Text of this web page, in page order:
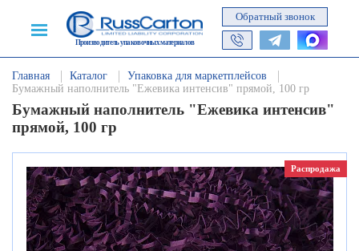
Производитель упаковочных материалов
Обратный звонок
Главная Каталог
Упаковка для маркетплейсов
Бумажный наполнитель "Ежевика интенсив" прямой, 100 гр
Бумажный наполнитель "Ежевика интенсив"
прямой, 100 гр
Распродажа